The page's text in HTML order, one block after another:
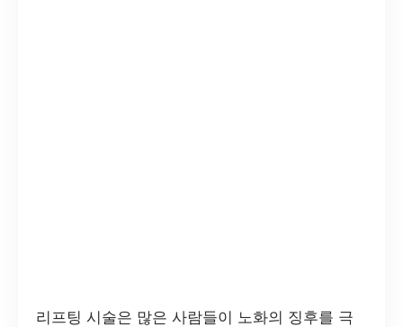
리프팅 시술은 많은 사람들이 노화의 징후를 극